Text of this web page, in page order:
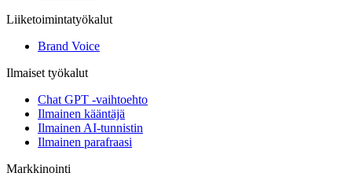
Liiketoimintatyökalut
Brand Voice
Ilmaiset työkalut
Chat GPT -vaihtoehto
Ilmainen kääntäjä
Ilmainen AI-tunnistin
Ilmainen parafraasi
Markkinointi